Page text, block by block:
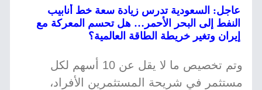
عاجل: السعودية تدرس زيادة سعة خط أنابيب
النفط إلى البحر الأحمر… هل تحسم المعركة مع
إيران وتغير خريطة الطاقة العالمية؟
وتم تخصيص ما لا يقل عن 10 أسهم لكل
مستثمر في شريحة المستثمرين الأفراد،